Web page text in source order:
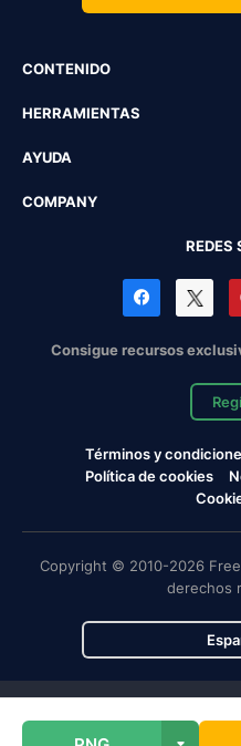
CONTENIDO
HERRAMIENTAS
AYUDA
COMPANY
REDES
Consigue recursos
Términos y
Política de cookies
Copyright © 2010-2026
derechos